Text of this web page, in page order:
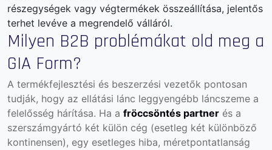
részegységek vagy végtermékek összeállítása, jelentős
terhet levéve a megrendelő válláról.
Milyen B2B problémákat old meg a
GIA Form?
A termékfejlesztési és beszerzési vezetők pontosan
tudják, hogy az ellátási lánc leggyengébb láncszeme a
felelősség hárítása. Ha a fröccsöntés partner és a
szerszámgyártó két külön cég (esetleg két különböző
kontinensen), egy esetleges hiba, méretpontatlanság